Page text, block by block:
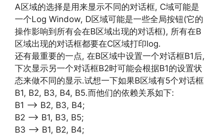
A区域的选择是用来显示不同的对话框, C域可能是
一个Log Window, D区域可能是一些全局按钮(它的
操作影响到所有会在B区域出现的对话框), 所有在B
区域出现的对话框都要在C区域打印log.
还有最重要的一点, 在B区域中设置一个对话框B1后,
下次显示另一个对话框B2时可能会根据B1的设置状
态来做不同的显示.试想一下如果B区域有5个对话框
B1, B2, B3, B4, B5.而他们的依赖关系如下:
B1 –> B2, B3, B4;
B2 –> B1, B3, B5;
B3 –> B1, B2, B4;